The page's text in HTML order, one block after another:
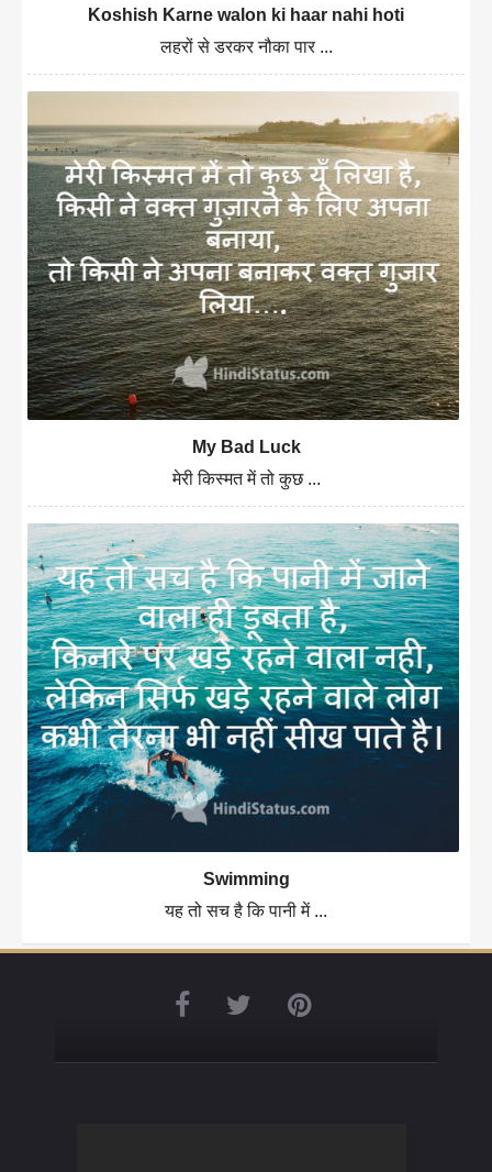
Koshish Karne walon ki haar nahi hoti
लहरों से डरकर नौका पार ...
My Bad Luck
मेरी किस्मत में तो कुछ ...
Swimming
यह तो सच है कि पानी में ...